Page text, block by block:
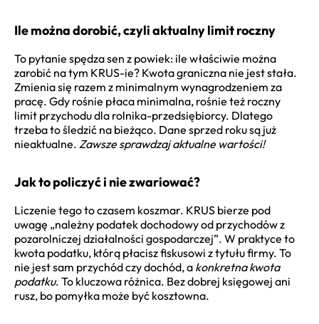
Ile można dorobić, czyli aktualny limit roczny
To pytanie spędza sen z powiek: ile właściwie można
zarobić na tym KRUS-ie? Kwota graniczna nie jest stała.
Zmienia się razem z minimalnym wynagrodzeniem za
pracę. Gdy rośnie płaca minimalna, rośnie też roczny
limit przychodu dla rolnika-przedsiębiorcy. Dlatego
trzeba to śledzić na bieżąco. Dane sprzed roku są już
nieaktualne. Zawsze sprawdzaj aktualne wartości!
Jak to policzyć i nie zwariować?
Liczenie tego to czasem koszmar. KRUS bierze pod
uwagę „należny podatek dochodowy od przychodów z
pozarolniczej działalności gospodarczej”. W praktyce to
kwota podatku, którą płacisz fiskusowi z tytułu firmy. To
nie jest sam przychód czy dochód, a konkretna kwota
podatku. To kluczowa różnica. Bez dobrej księgowej ani
rusz, bo pomyłka może być kosztowna.